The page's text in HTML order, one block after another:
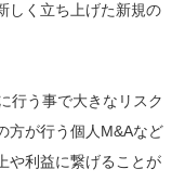
しく立ち上げた新規の
行う事で大きなリスク
方が行う個人M&Aなど
や利益に繋げることが